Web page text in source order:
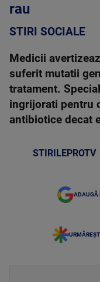
rau
STIRI SOCIALE
Medicii
suferit mutatii
tratament.
ingrijorati pentru
antibiotice decat
STIRILEPROTV
ADAUGĂ